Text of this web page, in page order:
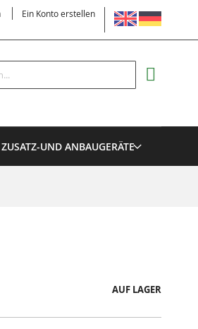
SPRACHE
Ein Konto erstellen
Suche
ZUSATZ-UND ANBAUGERÄTE
AUF LAGER